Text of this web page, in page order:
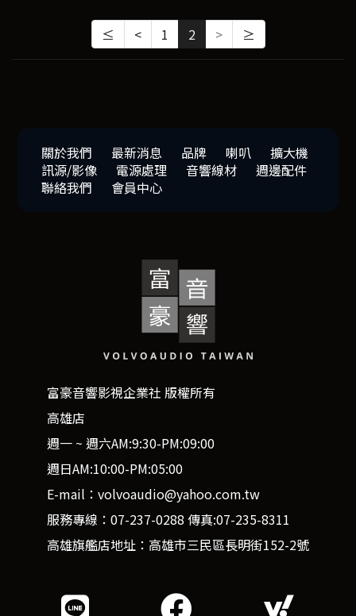
≤ < 1 2 > ≥
關於我們 最新消息 品牌 喇叭
擴大機
訊源/影像
電源處理 音響線材
週邊配件
聯絡我們
會員中心
富豪音響影視企業社 版權所有
高雄店
週一 ~ 週六AM:9:30-PM:09:00
週日AM:10:00-PM:05:00
E-mail：volvoaudio@yahoo.com.tw
服務專線：07-237-0288 傳真:07-235-8311
高雄旗艦店地址：高雄市三民區長明街152-2號